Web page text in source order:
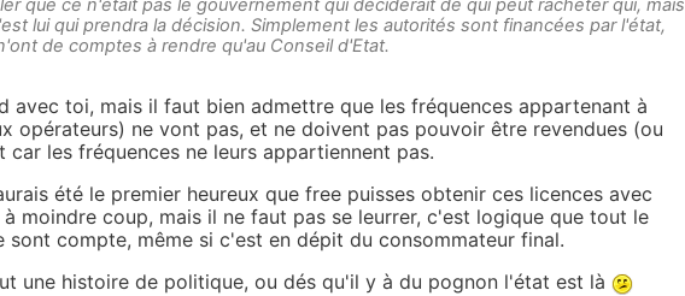
que ce n'était pas le gouvernement qui déciderait de qui peut racheter qui, mais
lui qui prendra la décision. Simplement les autorités sont financées par l'état,
de comptes à rendre qu'au Conseil d'Etat.
avec toi, mais il faut bien admettre que les fréquences appartenant à
opérateurs) ne vont pas, et ne doivent pas pouvoir être revendues (ou
car les fréquences ne leurs appartiennent pas.
été le premier heureux que free puisses obtenir ces licences avec
moindre coup, mais il ne faut pas se leurrer, c'est logique que tout le
sont compte, même si c'est en dépit du consommateur final.
une histoire de politique, ou dés qu'il y à du pognon l'état est là